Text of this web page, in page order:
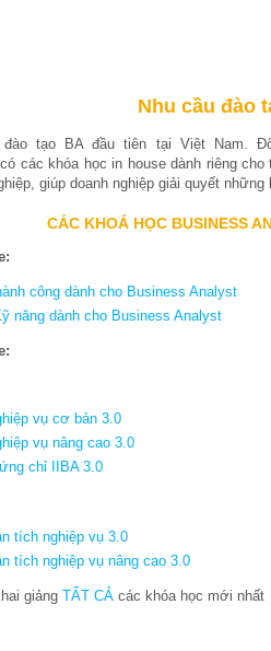
Nhu cầu đào
tạo BA đầu tiên tại Việt Nam.
các khóa học in house dành riêng
giúp doanh nghiệp giải quyết
CÁC KHOÁ HỌC BUSINESS
công dành cho Business Analyst
năng dành cho Business Analyst
vụ cơ bản 3.0
vụ nâng cao 3.0
chỉ IIBA 3.0
tích nghiệp vụ 3.0
tích nghiệp vụ nâng cao 3.0
giảng TẤT CẢ các khóa học mới nhất